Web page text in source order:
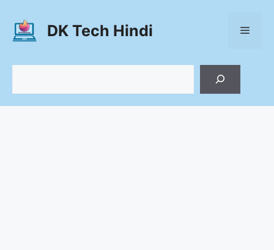
content
DK Tech Hindi Menu